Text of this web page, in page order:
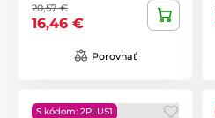
20,57 €
16,46 €
Porovnať
S kódom: 2PLUS1